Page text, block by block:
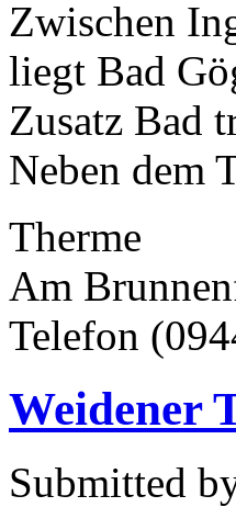
Zwischen
liegt Bad
Zusatz Bad
Neben dem
Therme
Am
Telefon
Weidener
Submitted